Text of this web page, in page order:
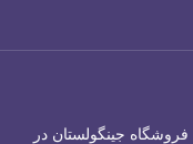
جینگولستان در